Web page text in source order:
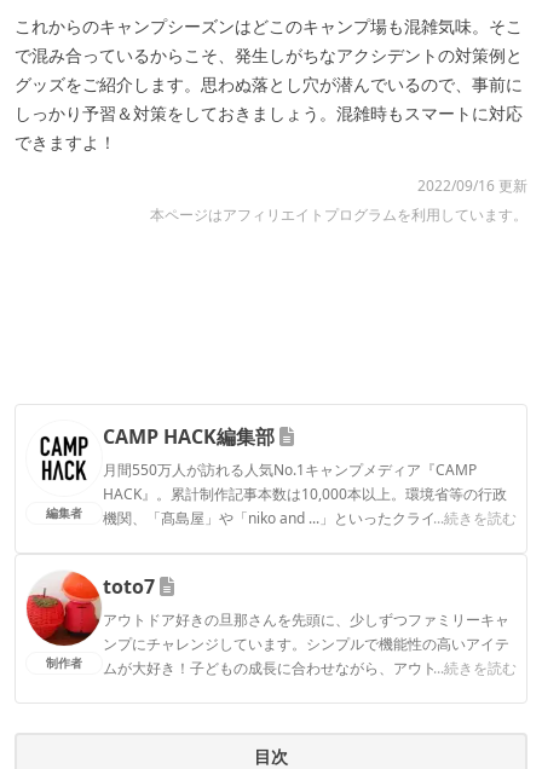
これからのキャンプシーズンはどこのキャンプ場も混雑気味。そこ
で混み合っているからこそ、発生しがちなアクシデントの対策例と
グッズをご紹介します。思わぬ落とし穴が潜んでいるので、事前に
しっかり予習＆対策をしておきましょう。混雑時もスマートに対応
できますよ！
2022/09/16 更新
本ページはアフィリエイトプログラムを利用しています。
編集者
CAMP HACK編集部
月間550万人が訪れる人気No.1キャンプメディア『CAMP
HACK』。累計制作記事本数は10,000本以上。環境省等の行政
機関、「髙島屋」や「niko and ...」といったクライアントとの
...続きを読む
CAMP HACK編集部のプロフィール
制作者
toto7
アウトドア好きの旦那さんを先頭に、少しずつファミリーキャ
ンプにチャレンジしています。シンプルで機能性の高いアイテ
ムが大好き！子どもの成長に合わせながら、アウトドアを楽し
...続きを読む
目次